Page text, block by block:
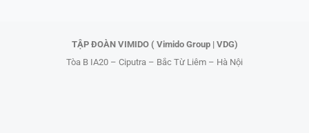
TẬP ĐOÀN VIMIDO ( Vimido Group | VDG)
Tòa B IA20 – Ciputra – Bắc Từ Liêm – Hà Nội